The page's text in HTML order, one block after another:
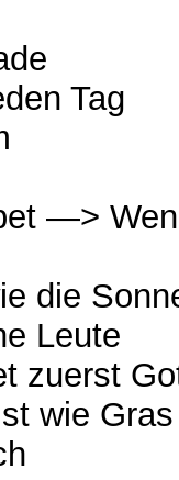
Tag
—>
die
Leute
zuerst
wie